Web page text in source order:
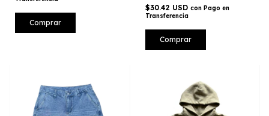
Comprar
$30.42 USD con Pago en
Transferencia
Comprar